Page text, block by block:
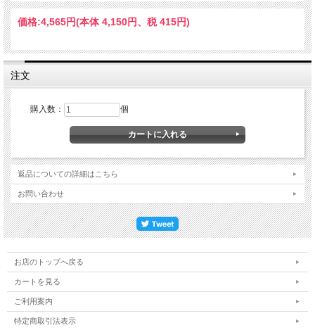
価格:4,565円(本体 4,150円、税 415円)
注文
購入数： 個
返品についての詳細はこちら
お問い合わせ
お店のトップへ戻る
カートを見る
ご利用案内
特定商取引法表示